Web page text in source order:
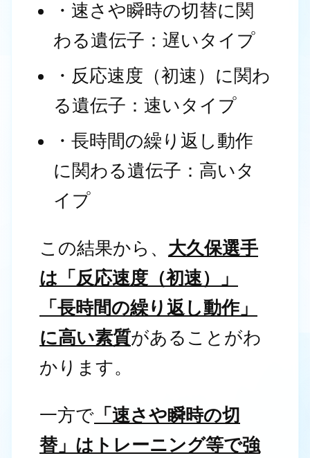
・速さや瞬時の切替に関
わる遺伝子：遅いタイプ
・反応速度（初速）に関わ
る遺伝子：速いタイプ
・長時間の繰り返し動作
に関わる遺伝子：高いタ
イプ
この結果から、 大久保選手
は「反応速度（初速）」
「長時間の繰り返し動作」
に高い素質があることがわ
かります。
一方で 「速さや瞬時の切
替」はトレーニング等で強